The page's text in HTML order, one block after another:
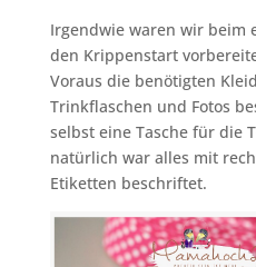
Irgendwie waren wir beim
den Krippenstart
Voraus die benötigten
Trinkflaschen und Fotos
selbst eine Tasche für die
natürlich war alles mit
Etiketten beschriftet.